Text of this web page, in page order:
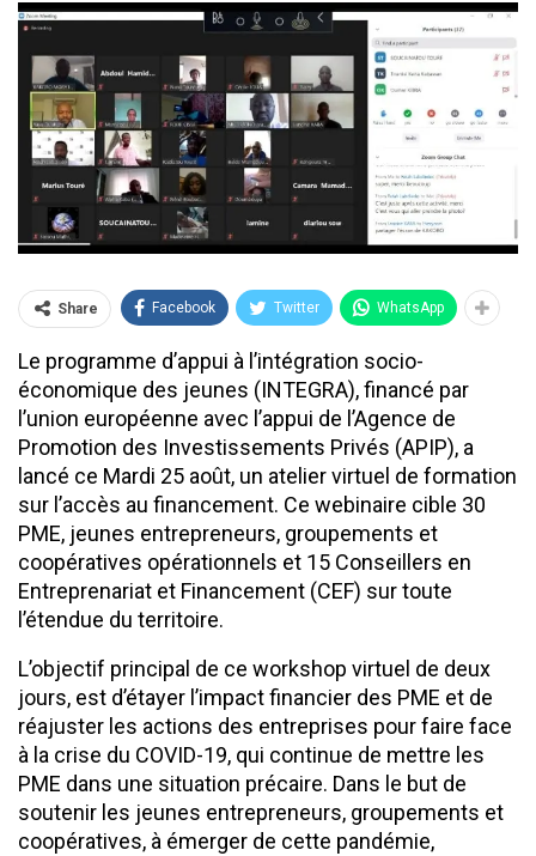
Share Facebook Twitter WhatsApp
Le programme d’appui à l’intégration socio-
économique des jeunes (INTEGRA), financé par
l’union européenne avec l’appui de l’Agence de
Promotion des Investissements Privés (APIP), a
lancé ce Mardi 25 août, un atelier virtuel de formation
sur l’accès au financement. Ce webinaire cible 30
PME, jeunes entrepreneurs, groupements et
coopératives opérationnels et 15 Conseillers en
Entreprenariat et Financement (CEF) sur toute
l’étendue du territoire.
L’objectif principal de ce workshop virtuel de deux
jours, est d’étayer l’impact financier des PME et de
réajuster les actions des entreprises pour faire face
à la crise du COVID-19, qui continue de mettre les
PME dans une situation précaire. Dans le but de
soutenir les jeunes entrepreneurs, groupements et
coopératives, à émerger de cette pandémie,